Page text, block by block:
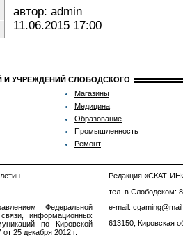
автор: admin
11.06.2015 17:00
И УЧРЕЖДЕНИЙ СЛОБОДСКОГО
Магазины
Медицина
Образование
Промышленность
Ремонт
Федеральной
информационных
по Кировской
25 декабря 2012 г.
Редакция «СКАТ-
тел. в Слободском:
e-mail:
613150, Кировская